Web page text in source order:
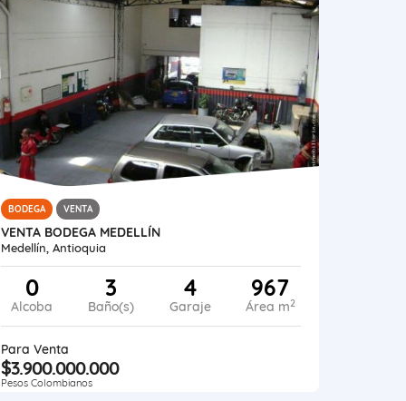
BODEGA VENTA
VENTA BODEGA MEDELLÍN
Medellín, Antioquia
0
Alcoba
3
Baño(s)
4
Garaje
967
Área m2
Para Venta
$3.900.000.000
Pesos Colombianos